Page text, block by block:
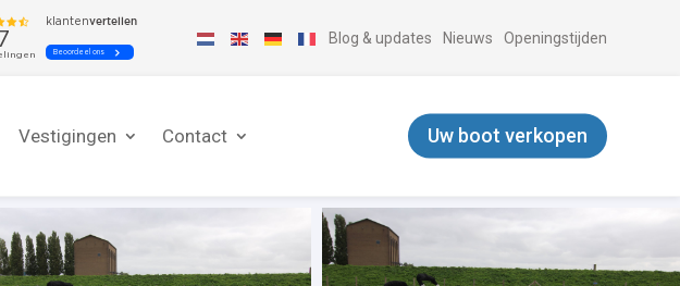
Blog & updates Nieuws Openingstijden
Vestigingen Contact Uw boot verkopen